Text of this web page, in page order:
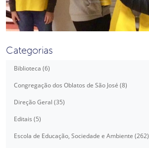
Categorias
Biblioteca (6)
Congregação dos Oblatos de São José (8)
Direção Geral (35)
Editais (5)
Escola de Educação, Sociedade e Ambiente (262)